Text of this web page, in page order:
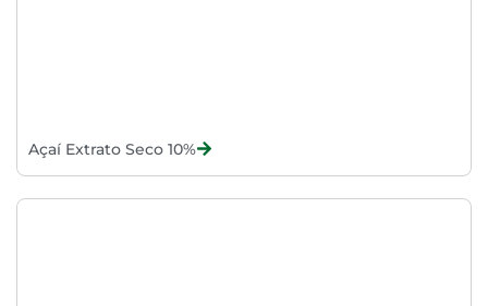
Açaí Extrato Seco 10%